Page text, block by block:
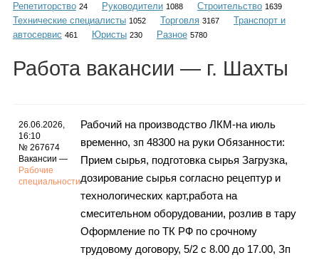
Каталог
Инфо
Гороскоп
Карты
Репетиторство 24 Руководители 1088 Строительство 1639
Технические специалисты 1052 Торговля 3167
Транспорт и
автосервис 461 Юристы 230 Разное 5780
Работа вакансии — г. Шахты
26.06.2026,
16:10
№ 267674
Вакансии —
Рабочие
специальности
Рабочий на производство ЛКМ-на июль
временно, зп 48300 на руки Обязанности:
Прием сырья, подготовка сырья Загрузка,
дозирование сырья согласно рецептур и
технологических карт,работа на
смесительном оборудовании, розлив в тару
Оформление по ТК РФ по срочному
трудовому договору, 5/2 с 8.00 до 17.00, Зп